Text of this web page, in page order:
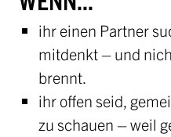
ihr einen Partner
mitdenkt – und
brennt.
ihr offen seid,
zu schauen – weil